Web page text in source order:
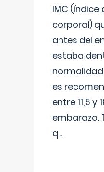
IMC (índice
corporal)
antes del
estaba
es
entre 11,5 y
embarazo.
q...